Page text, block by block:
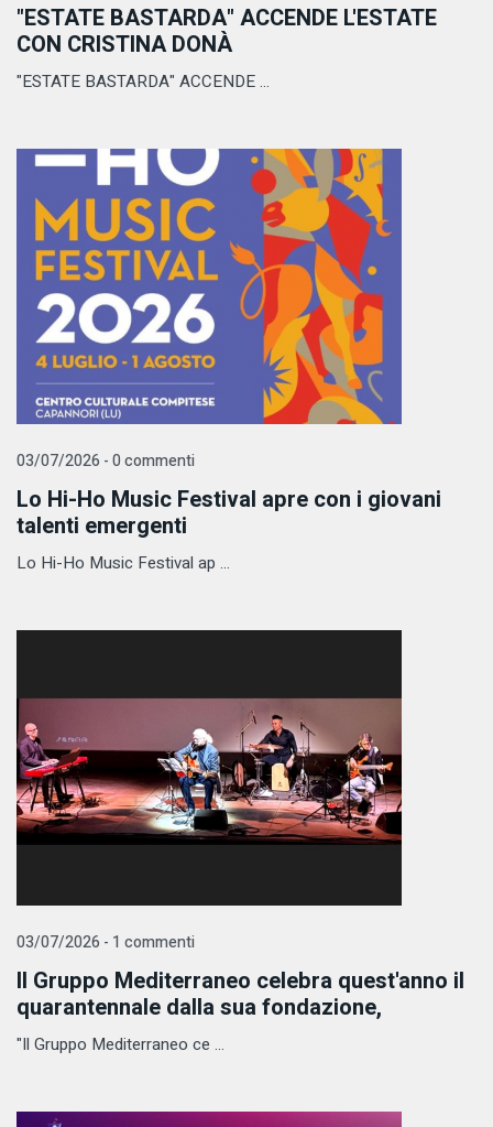
"ESTATE BASTARDA" ACCENDE L'ESTATE
CON CRISTINA DONÀ
"ESTATE BASTARDA" ACCENDE ...
03/07/2026 - 0 commenti
Lo Hi-Ho Music Festival apre con i giovani
talenti emergenti
Lo Hi-Ho Music Festival ap ...
03/07/2026 - 1 commenti
Il Gruppo Mediterraneo celebra quest'anno il
quarantennale dalla sua fondazione,
"Il Gruppo Mediterraneo ce ...